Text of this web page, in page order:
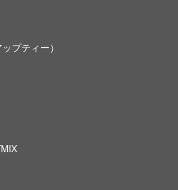
プティー）